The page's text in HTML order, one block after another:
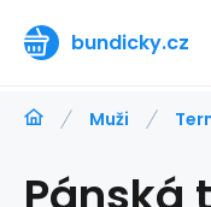
bundicky.cz
Muži